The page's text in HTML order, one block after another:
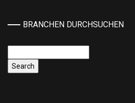
BRANCHEN DURCHSUCHEN